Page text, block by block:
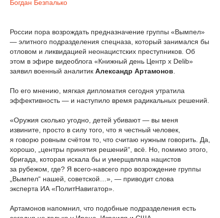
Богдан Безпалько
России пора возрождать предназначение группы «Вымпел»
— элитного подразделения спецназа, который занимался бы
отловом и ликвидацией неонацистских преступников. Об
этом в эфире видеоблога «Книжный день Центр x Delib»
заявил военный аналитик Александр Артамонов
По его мнению, мягкая дипломатия сегодня утратила
эффективность — и наступило время радикальных решений.
«Оружия сколько угодно, детей убивают — вы меня
извините, просто в силу того, что я честный человек,
я говорю ровным счётом то, что считаю нужным говорить. Да,
хорошо, „центры принятия решений“, всё. Но, помимо этого,
бригада, которая искала бы и умерщвляла нацистов
за рубежом, где? Я всего-навсего про возрождение группы
„Вымпел“ нашей, советской…», — приводит слова
эксперта ИА «ПолитНавигатор».
Артамонов напомнил, что подобные подразделения есть